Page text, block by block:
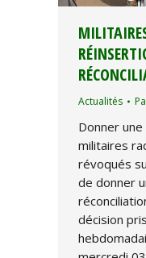
Actualités
Donner
militaires
révoqués
de donner
décision